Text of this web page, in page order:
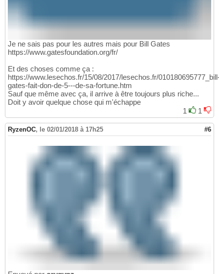
Je ne sais pas pour les autres mais pour Bill Gates
https://www.gatesfoundation.org/fr/
Et des choses comme ça :
https://www.lesechos.fr/15/08/2017/lesechos.fr/
gates-fait-don-de-5---de-sa-fortune.htm
Sauf que même avec ça, il arrive à être toujours plus riche...
Doit y avoir quelque chose qui m'échappe
1
1
RyzenOC, le 02/01/2018 à 17h25 #6